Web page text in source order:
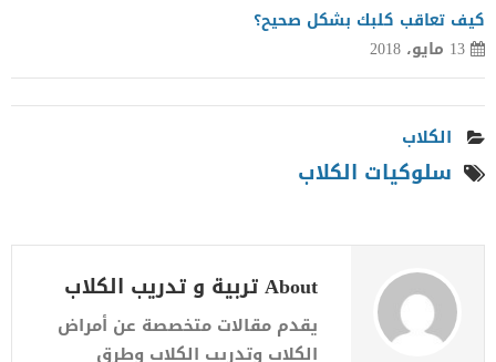
كيف تعاقب كلبك بشكل صحيح؟
13 مايو، 2018
الكلاب
سلوكيات الكلاب
About تربية و تدريب الكلاب
يقدم مقالات متخصصة عن أمراض
الكلاب وتدريب الكلاب وطرق